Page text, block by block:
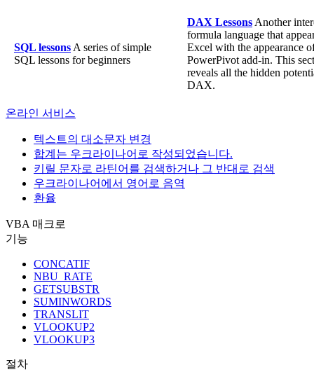
SQL lessons A series of simple
SQL lessons for beginners
DAX Lessons Another
formula language that
Excel with the appearance
PowerPivot add-in. This
reveals all the hidden
DAX.
온라인 서비스
텍스트의 대소문자 변경
합계는 우크라이나어로 작성되었습니다.
키릴 문자로 라틴어를 검색하거나 그 반대로 검색
우크라이나어에서 영어로 음역
환율
VBA 매크로
기능
CONCATIF
NBU_RATE
GETSUBSTR
SUMINWORDS
TRANSLIT
VLOOKUP2
VLOOKUP3
절차